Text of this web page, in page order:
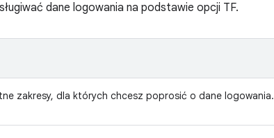
dane logowania na podstawie opcji TF.
zakresy, dla których chcesz poprosić o dane logowania.